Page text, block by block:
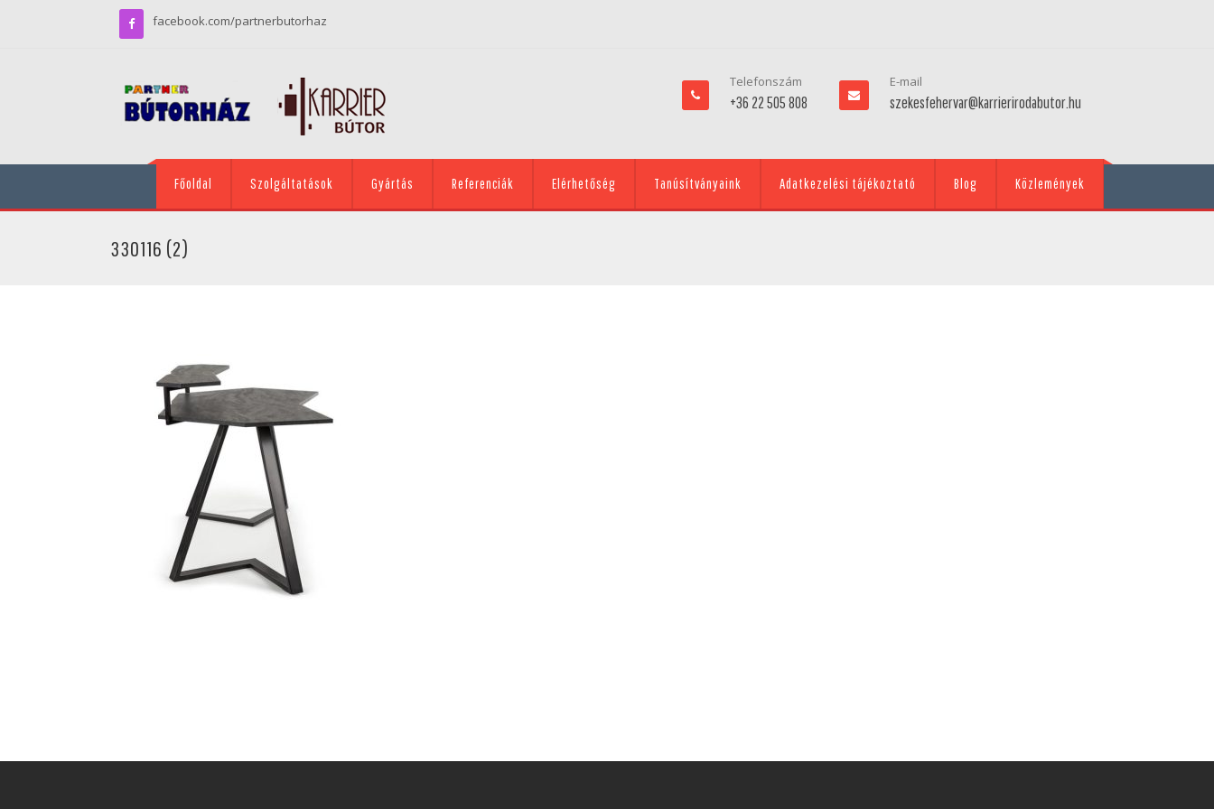
facebook.com/partnerbutorhaz
Telefonszám
+36 22 505 808
E-mail
szekesfehervar@karrierirodabutor.hu
Főoldal Szolgáltatások Gyártás Referenciák Elérhetőség Tanúsítványaink Adatkezelési tájékoztató Blog Közlemények
330116 (2)